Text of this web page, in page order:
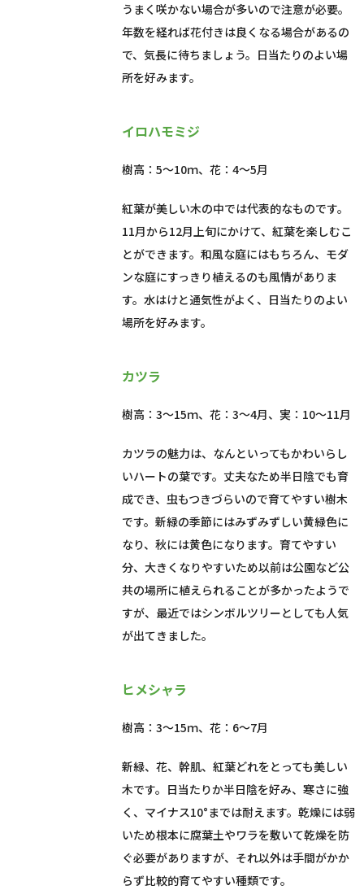
うまく咲かない場合が多いので注意が必要。
年数を経れば花付きは良くなる場合があるの
で、気長に待ちましょう。日当たりのよい場
所を好みます。
イロハモミジ
樹高：5～10ｍ、花：4～5月
紅葉が美しい木の中では代表的なものです。
11月から12月上旬にかけて、紅葉を楽しむこ
とができます。和風な庭にはもちろん、モダ
ンな庭にすっきり植えるのも風情がありま
す。水はけと通気性がよく、日当たりのよい
場所を好みます。
カツラ
樹高：3～15ｍ、花：3～4月、実：10～11月
カツラの魅力は、なんといってもかわいらし
いハートの葉です。丈夫なため半日陰でも育
成でき、虫もつきづらいので育てやすい樹木
です。新緑の季節にはみずみずしい黄緑色に
なり、秋には黄色になります。育てやすい
分、大きくなりやすいため以前は公園など公
共の場所に植えられることが多かったようで
すが、最近ではシンボルツリーとしても人気
が出てきました。
ヒメシャラ
樹高：3～15ｍ、花：6～7月
新緑、花、幹肌、紅葉どれをとっても美しい
木です。日当たりか半日陰を好み、寒さに強
く、マイナス10°までは耐えます。乾燥には弱
いため根本に腐葉土やワラを敷いて乾燥を防
ぐ必要がありますが、それ以外は手間がかか
らず比較的育てやすい種類です。